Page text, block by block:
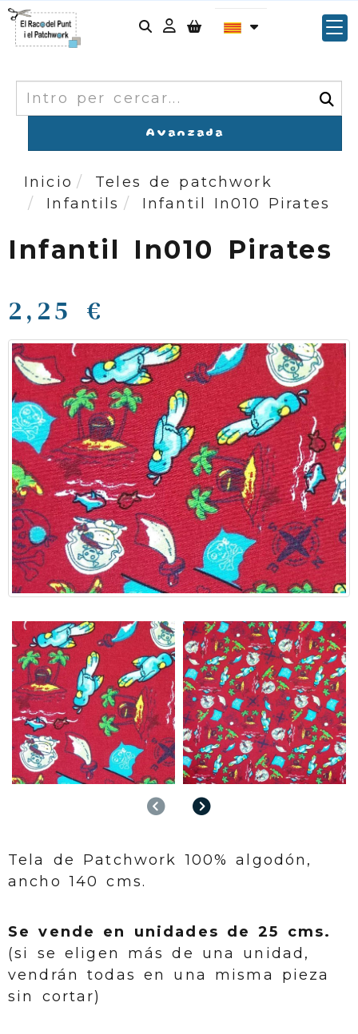
Identifícat
Cercar
Avanzada
Inicio
Teles de patchwork
Infantils
Infantil In010 Pirates
Infantil In010 Pirates
2,25 €
AnteriorSegüent
Tela de Patchwork 100% algodón,
ancho 140 cms.
Se vende en unidades de 25 cms.
(si se eligen más de una unidad,
vendrán todas en una misma pieza
sin cortar)